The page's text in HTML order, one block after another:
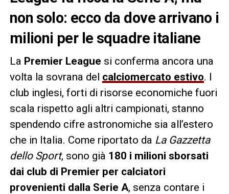
non solo: ecco da dove arrivano i
milioni per le squadre italiane
La Premier League si conferma ancora una
volta la sovrana del calciomercato estivo. I
club inglesi, forti di risorse economiche fuori
scala rispetto agli altri campionati, stanno
spendendo cifre astronomiche sia all’estero
che in Italia. Come riportato da La Gazzetta
dello Sport, sono già 180 i milioni sborsati
dai club di Premier per calciatori
provenienti dalla Serie A, senza contare i